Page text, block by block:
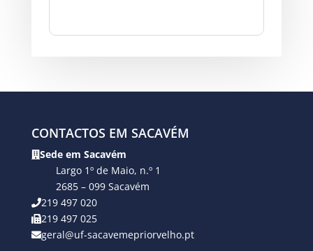
CONTACTOS EM SACAVÉM
Sede em Sacavém
Largo 1º de Maio, n.º 1
2685 – 099 Sacavém
219 497 020
219 497 025
geral@uf-sacavemepriorvelho.pt